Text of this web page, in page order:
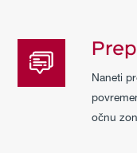
Naneti
očnu